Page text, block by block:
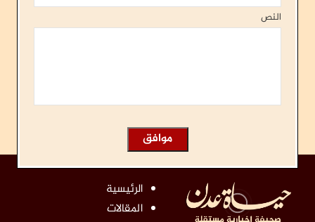
النص
الرئيسية
المقالات